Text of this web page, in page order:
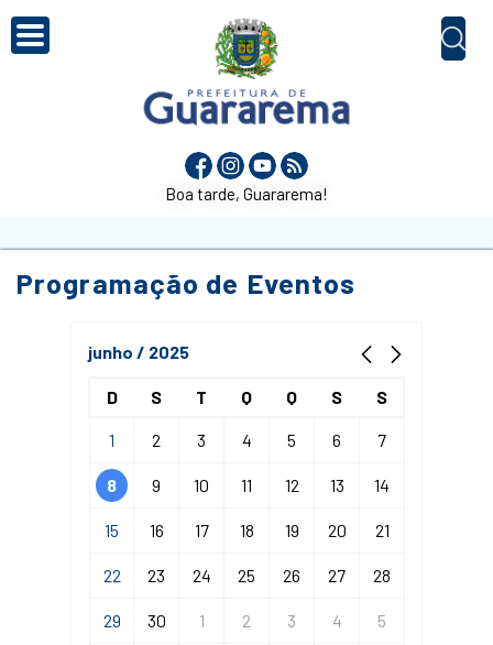
Boa tarde, Guararema!
Programação de Eventos
junho / 2025
D S T Q Q S S
1 2 3 4 5 6 7
8 9 10 11 12 13 14
15 16 17 18 19 20 21
22 23 24 25 26 27 28
29 30 1 2 3 4 5